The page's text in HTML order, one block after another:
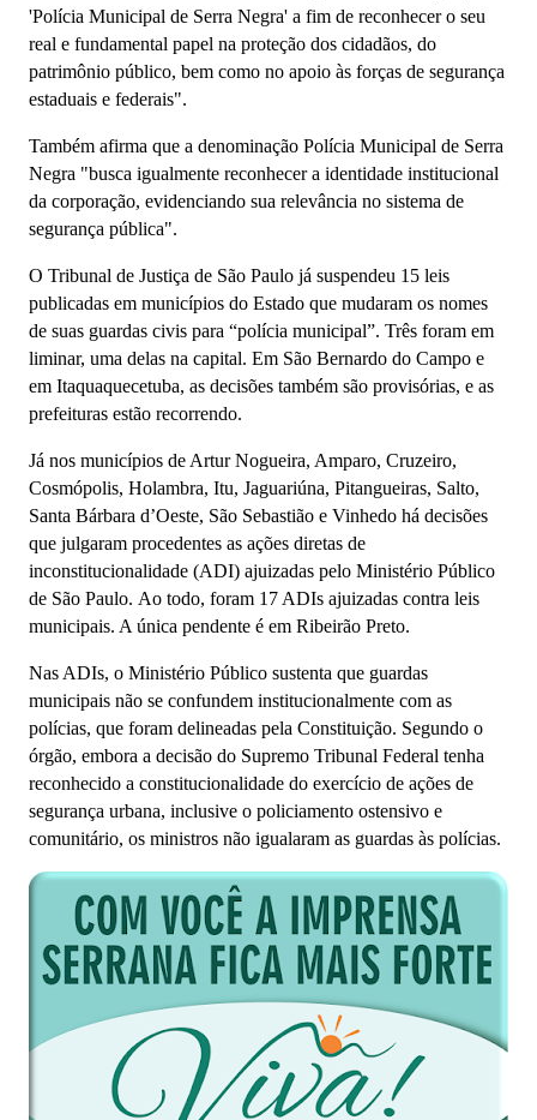
'Polícia Municipal de Serra Negra' a fim de reconhecer o seu
real e fundamental papel na proteção dos cidadãos, do
patrimônio público, bem como no apoio às forças de segurança
estaduais e federais".
Também afirma que a denominação Polícia Municipal de Serra
Negra "busca igualmente reconhecer a identidade institucional
da corporação, evidenciando sua relevância no sistema de
segurança pública".
O Tribunal de Justiça de São Paulo já suspendeu 15 leis
publicadas em municípios do Estado que mudaram os nomes
de suas guardas civis para “polícia municipal”. Três foram em
liminar, uma delas na capital. Em São Bernardo do Campo e
em Itaquaquecetuba, as decisões também são provisórias, e as
prefeituras estão recorrendo.
Já nos municípios de Artur Nogueira, Amparo, Cruzeiro,
Cosmópolis, Holambra, Itu, Jaguariúna, Pitangueiras, Salto,
Santa Bárbara d’Oeste, São Sebastião e Vinhedo há decisões
que julgaram procedentes as ações diretas de
inconstitucionalidade (ADI) ajuizadas pelo Ministério Público
de São Paulo. Ao todo, foram 17 ADIs ajuizadas contra leis
municipais. A única pendente é em Ribeirão Preto.
Nas ADIs, o Ministério Público sustenta que guardas
municipais não se confundem institucionalmente com as
polícias, que foram delineadas pela Constituição. Segundo o
órgão, embora a decisão do Supremo Tribunal Federal tenha
reconhecido a constitucionalidade do exercício de ações de
segurança urbana, inclusive o policiamento ostensivo e
comunitário, os ministros não igualaram as guardas às polícias.